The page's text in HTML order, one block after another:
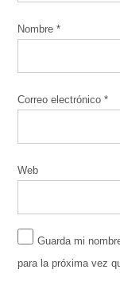
Nombre*
Correo electrónico*
Web
Guarda mi
para la próxima vez